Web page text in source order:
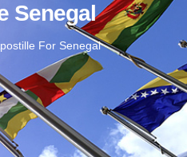
Senegal
For Senegal